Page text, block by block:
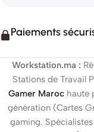
Paiements
Workstation.ma :
Stations de Travail
Gamer Marochaute
génération (Cartes
gaming.